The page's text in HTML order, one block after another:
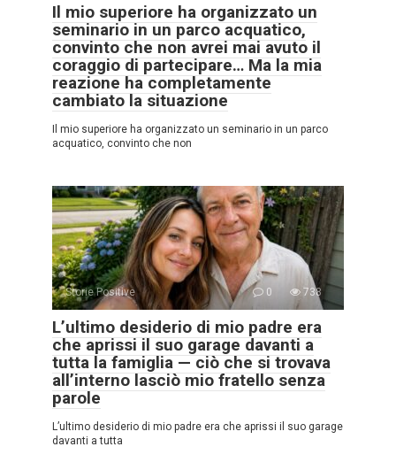
Il mio superiore ha organizzato un
seminario in un parco acquatico,
convinto che non avrei mai avuto il
coraggio di partecipare… Ma la mia
reazione ha completamente
cambiato la situazione
Il mio superiore ha organizzato un seminario in un parco
acquatico, convinto che non
Storie Positive 0 738
L’ultimo desiderio di mio padre era
che aprissi il suo garage davanti a
tutta la famiglia — ciò che si trovava
all’interno lasciò mio fratello senza
parole
L’ultimo desiderio di mio padre era che aprissi il suo garage
davanti a tutta